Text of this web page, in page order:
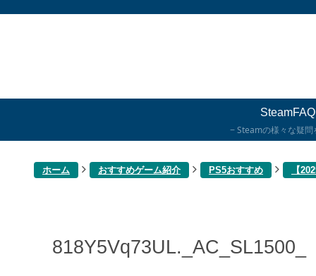
SteamFAQ
Steamの様々な疑問
ホーム おすすめゲーム紹介 PS5おすすめ 【
818Y5Vq73UL._AC_SL1500_